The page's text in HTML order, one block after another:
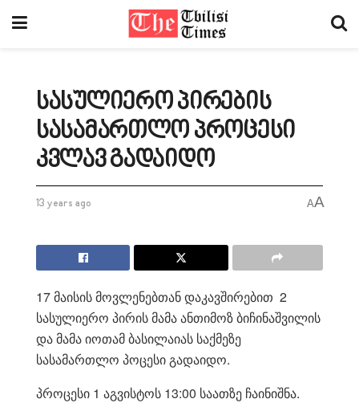
სასულიერო პირების
სასამართლო პროცესი
კვლავ გადაიდო
13 years ago AA
17 მაისის მოვლენებთან დაკავშირებით 2
სასულიერო პირის მამა ანთიმოზ ბიჩინაშვილის
და მამა იოთამ ბასილაიას საქმეზე
სასამართლო პოცესი გადაიდო.
პროცესი 1 აგვისტოს 13:00 საათზე ჩაინიშნა.